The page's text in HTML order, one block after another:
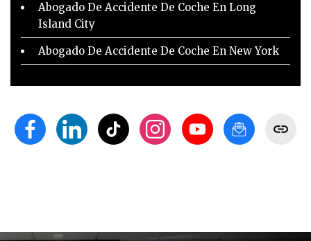
Abogado De Accidente De Coche En Long
Island City
Abogado De Accidente De Coche En New York